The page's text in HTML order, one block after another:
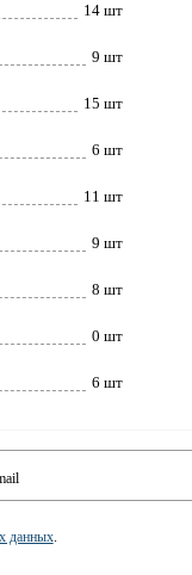
14 шт
9 шт
15 шт
6 шт
11 шт
9 шт
8 шт
0 шт
6 шт
данных.